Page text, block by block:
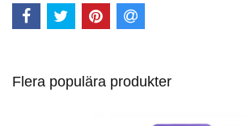
Flera populära produkter